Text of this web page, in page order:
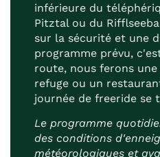
inférieure du
Pitztal ou du
sur la sécurité et une
programme prévu,
route, nous ferons une
refuge ou un
journée de freeride se
Le programme
des conditions
météorologiques et